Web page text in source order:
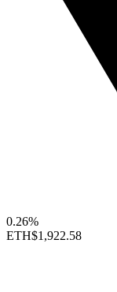
0.26%
ETH$1,922.58